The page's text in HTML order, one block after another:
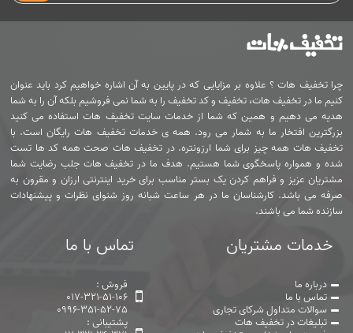
چرا تخفیف هات ؟ علاوه بر مزایایی که در پایین به آن اشاره خواهیم کرد باید عنوان
کنیم ما در تخفیف هات، تخفیف و کد تخفیف را به شما نمی فروشیم بلکه آن را به شما
هدیه می دهیم و همین که شما از خدمات سایت تخفیف هات استفاده می کنید
بزرگترین افتخار ما به شمار می رود. همه ی خدمات تخفیف هات رایگان است. با
تخفیف هات همه چیز برای شما ارزونتره. در تخفیف هات صحت همه کد ها تست
شده و همواره پاسخگوی شما هستیم. هدف ما در تخفیف هات جلب رضایت شما
مشتریان عزیز و فراهم کردن یک بستر مناسب برای خرید اینترنتی ارزان و مقرون به
صرفه می باشد. کارشناسان ما در هر ساعت شبانه روز شنوای نظرات و پیشنهادات
سازنده شما می باشند.
خدمات مشتریان
درباره ما
تماس با ما
سوالات متداول شرکای تجاری
تبلیغات در تخفیف هات
تماس با ما
فروش :
017-321-51-106
0996-351-52-75
پشتیبانی :